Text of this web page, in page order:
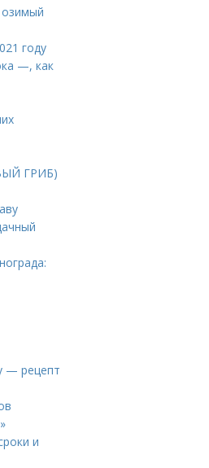
озимый
году
—, как
ГРИБ)
— рецепт
и